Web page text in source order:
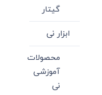
گیتار
ابزار نی
محصولات
آموزشی
نی